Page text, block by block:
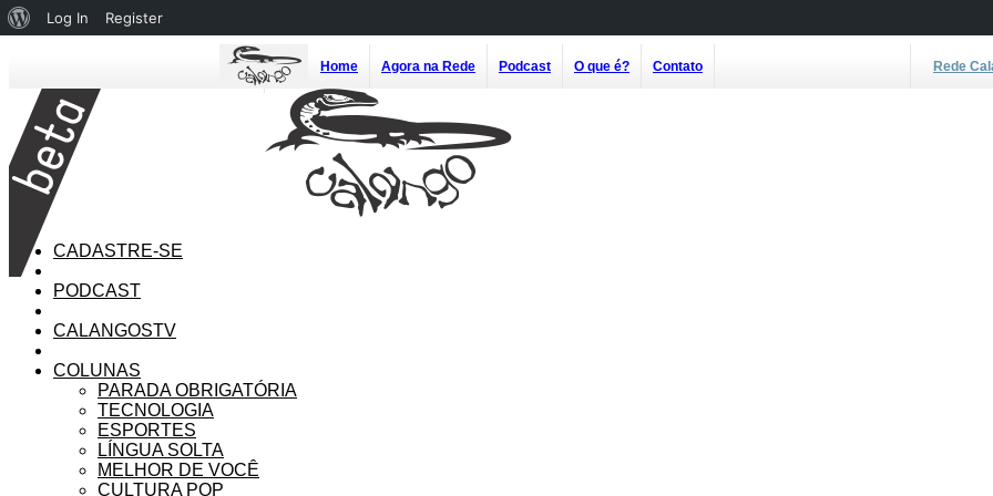
Home Agora na Rede Podcast O que é? Contato Rede
CADASTRE-SE
PODCAST
CALANGOSTV
COLUNAS
PARADA OBRIGATÓRIA
TECNOLOGIA
ESPORTES
LÍNGUA SOLTA
MELHOR DE VOCÊ
CULTURA POP
About
Log In Register